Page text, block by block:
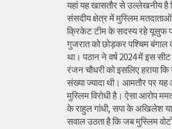
यहां यह खासतौर से उल्लेखनीय है
संसदीय क्षेत्र में मुस्लिम
क्रिकेट टीम के सदस्य रहे यूसुफ
गुजरात को छोड़कर पश्चिम बंगाल
था। पठान ने वर्ष 2024 में इस
रंजन चौधरी को इसलिए हराया
संख्या ज्यादा थी। आमतौर पर यह
मुस्लिम विरोधी है। ऐसा आरोप
के राहुल गांधी, सपा के अखिलेश
सवाल उठता है कि जब मुस्लिम